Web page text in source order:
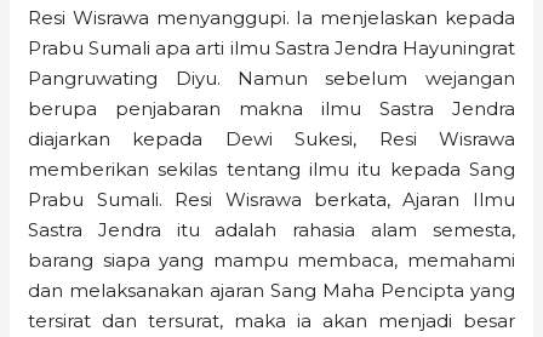
Resi Wisrawa menyanggupi. Ia menjelaskan kepada
Prabu Sumali apa arti ilmu Sastra Jendra Hayuningrat
Pangruwating Diyu. Namun sebelum wejangan
berupa penjabaran makna ilmu Sastra Jendra
diajarkan kepada Dewi Sukesi, Resi Wisrawa
memberikan sekilas tentang ilmu itu kepada Sang
Prabu Sumali. Resi Wisrawa berkata, Ajaran Ilmu
Sastra Jendra itu adalah rahasia alam semesta,
barang siapa yang mampu membaca, memahami
dan melaksanakan ajaran Sang Maha Pencipta yang
tersirat dan tersurat, maka ia akan menjadi besar